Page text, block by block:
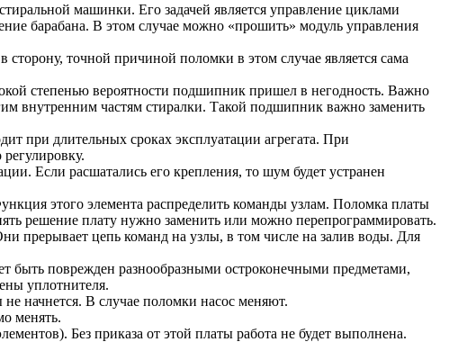
машинки. Его задачей является управление циклами
барабана. В этом случае можно «прошить» модуль управления
точной причиной поломки в этом случае является сама
степенью вероятности подшипник пришел в негодность. Важно
внутренним частям стиралки. Такой подшипник важно заменить
при длительных сроках эксплуатации агрегата. При
Если расшатались его крепления, то шум будет устранен
этого элемента распределить команды узлам. Поломка платы
решение плату нужно заменить или можно перепрограммировать.
прерывает цепь команд на узлы, в том числе на залив воды. Для
быть поврежден разнообразными остроконечными предметами,
уплотнителя.
начнется. В случае поломки насос меняют.
менять.
Без приказа от этой платы работа не будет выполнена.